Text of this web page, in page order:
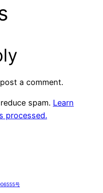
a comment.
spam. Learn
processed.
号